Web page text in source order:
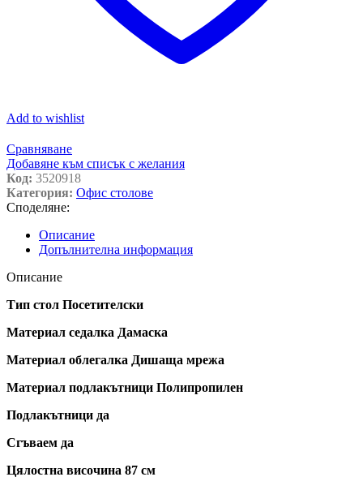
Add to wishlist
Сравняване
Добавяне към списък с желания
Код: 3520918
Категория: Офис столове
Споделяне:
Описание
Допълнителна информация
Описание
Тип стол Посетителски
Материал седалка Дамаска
Материал облегалка Дишаща мрежа
Материал подлакътници Полипропилен
Подлакътници да
Сгъваем да
Цялостна височина 87 см